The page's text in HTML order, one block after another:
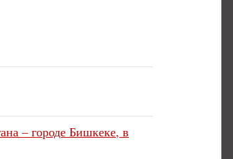
– городе Бишкеке, в